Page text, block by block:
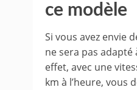
ce modèle
Si vous avez envie
ne sera pas adapté
effet, avec une
km à l’heure, vous